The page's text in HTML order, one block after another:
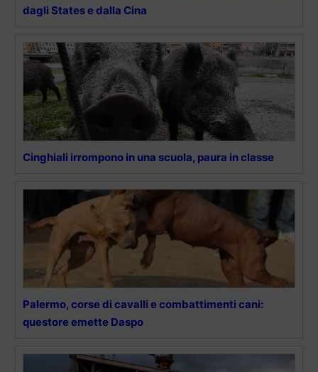
dagli States e dalla Cina
Cinghiali irrompono in una scuola, paura in classe
Palermo, corse di cavalli e combattimenti cani:
questore emette Daspo